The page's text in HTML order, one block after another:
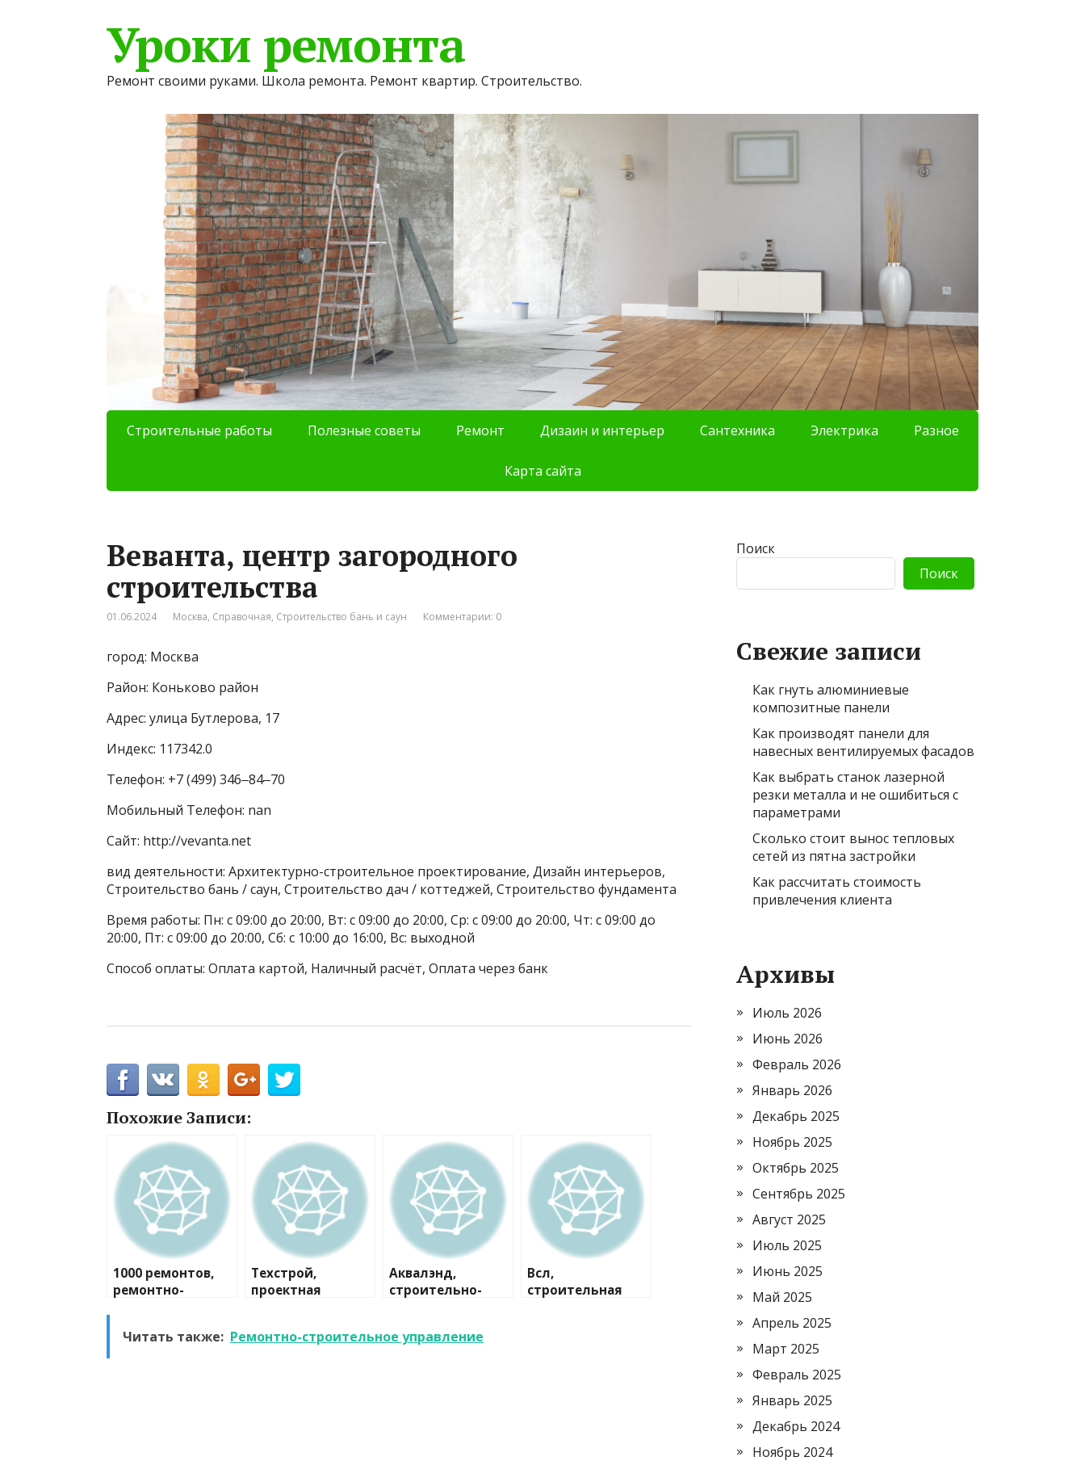
Уроки ремонта
Ремонт своими руками. Школа ремонта. Ремонт квартир. Строительство.
Строительные работы Полезные советы Ремонт Дизаин и интерьер Сантехника Электрика Разное
Карта сайта
Веванта, центр загородного
строительства
01.06.2024 Москва, Справочная, Строительство бань и саун Комментарии: 0
город: Москва
Район: Коньково район
Адрес: улица Бутлерова, 17
Индекс: 117342.0
Телефон: +7 (499) 346‒84‒70
Мобильный Телефон: nan
Сайт: http://vevanta.net
вид деятельности: Архитектурно-строительное проектирование, Дизайн интерьеров,
Строительство бань / саун, Строительство дач / коттеджей, Строительство фундамента
Время работы: Пн: с 09:00 до 20:00, Вт: с 09:00 до 20:00, Ср: с 09:00 до 20:00, Чт: с 09:00 до
20:00, Пт: с 09:00 до 20:00, Сб: с 10:00 до 16:00, Вс: выходной
Способ оплаты: Оплата картой, Наличный расчёт, Оплата через банк
Похожие Записи:
1000 ремонтов,
ремонтно-
Техстрой,
проектная
Аквалэнд,
строительно-
Всл,
строительная
Читать также: Ремонтно-строительное управление
Поиск
Поиск
Свежие записи
Как гнуть алюминиевые
композитные панели
Как производят панели для
навесных вентилируемых фасадов
Как выбрать станок лазерной
резки металла и не ошибиться с
параметрами
Сколько стоит вынос тепловых
сетей из пятна застройки
Как рассчитать стоимость
привлечения клиента
Архивы
Июль 2026
Июнь 2026
Февраль 2026
Январь 2026
Декабрь 2025
Ноябрь 2025
Октябрь 2025
Сентябрь 2025
Август 2025
Июль 2025
Июнь 2025
Май 2025
Апрель 2025
Март 2025
Февраль 2025
Январь 2025
Декабрь 2024
Ноябрь 2024